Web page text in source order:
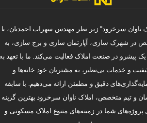
ناوان سرخرود" زیر نظر مهندس سهراب احمدیان، با
در شهرک سازی، آپارتمان سازی و برج سازی، به
یک پیشرو در صنعت املاک فعالیت می‌کند. ما با تعهد به
و خدمات بی‌نظیر، به مشتریان خود خانه‌ها و
دقیق و مطمئن ارائه می‌دهیم. با سابقه
و تیم متخصص، املاک ناوان سرخرود بهترین گزینه
پروژه‌های شما در زمینه‌های متنوع املاک مسکونی و